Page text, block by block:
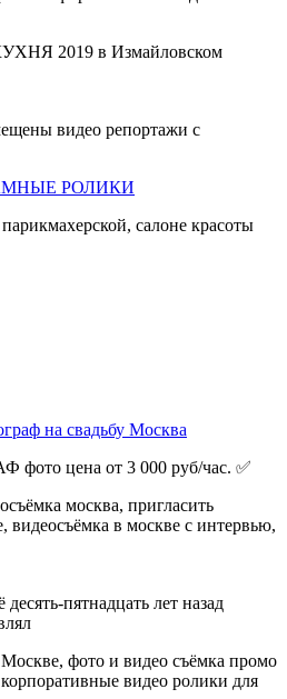
видео репортажи с
РОЛИКИ
салоне красоты
на свадьбу Москва
цена от 3 000 руб/час. ✅
пятнадцать лет назад